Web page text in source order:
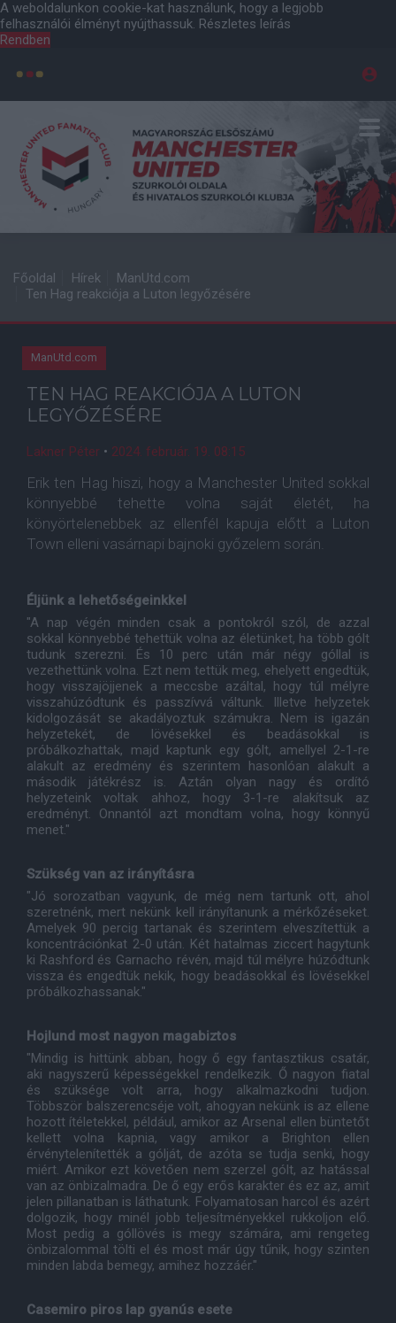
A weboldalunkon cookie-kat használunk, hogy a legjobb
felhasználói élményt nyújthassuk. Részletes leírás
Rendben
Főoldal Hírek
ManUtd.com
Ten Hag reakciója a Luton legyőzésére
ManUtd.com
TEN HAG REAKCIÓJA A LUTON
LEGYŐZÉSÉRE
Lakner Péter • 2024. február. 19. 08:15
Erik ten Hag hiszi, hogy a Manchester United sokkal
könnyebbé tehette volna saját életét, ha
könyörtelenebbek az ellenfél kapuja előtt a Luton
Town elleni vasárnapi bajnoki győzelem során.
Éljünk a lehetőségeinkkel
"A nap végén minden csak a pontokról szól, de azzal
sokkal könnyebbé tehettük volna az életünket, ha több gólt
tudunk szerezni. És 10 perc után már négy góllal is
vezethettünk volna. Ezt nem tettük meg, ehelyett engedtük,
hogy visszajöjjenek a meccsbe azáltal, hogy túl mélyre
visszahúzódtunk és passzívvá váltunk. Illetve helyzetek
kidolgozását se akadályoztuk számukra. Nem is igazán
helyzetekét, de lövésekkel és beadásokkal is
próbálkozhattak, majd kaptunk egy gólt, amellyel 2-1-re
alakult az eredmény és szerintem hasonlóan alakult a
második játékrész is. Aztán olyan nagy és ordító
helyzeteink voltak ahhoz, hogy 3-1-re alakítsuk az
eredményt. Onnantól azt mondtam volna, hogy könnyű
menet."
Szükség van az irányításra
"Jó sorozatban vagyunk, de még nem tartunk ott, ahol
szeretnénk, mert nekünk kell irányítanunk a mérkőzéseket.
Amelyek 90 percig tartanak és szerintem elveszítettük a
koncentrációnkat 2-0 után. Két hatalmas ziccert hagytunk
ki Rashford és Garnacho révén, majd túl mélyre húzódtunk
vissza és engedtük nekik, hogy beadásokkal és lövésekkel
próbálkozhassanak."
Hojlund most nagyon magabiztos
"Mindig is hittünk abban, hogy ő egy fantasztikus csatár,
aki nagyszerű képességekkel rendelkezik. Ő nagyon fiatal
és szüksége volt arra, hogy alkalmazkodni tudjon.
Többször balszerencséje volt, ahogyan nekünk is az ellene
hozott ítéletekkel, például, amikor az Arsenal ellen büntetőt
kellett volna kapnia, vagy amikor a Brighton ellen
érvénytelenítették a gólját, de azóta se tudja senki, hogy
miért. Amikor ezt követően nem szerzel gólt, az hatással
van az önbizalmadra. De ő egy erős karakter és ez az, amit
jelen pillanatban is láthatunk. Folyamatosan harcol és azért
dolgozik, hogy minél jobb teljesítményekkel rukkoljon elő.
Most pedig a góllövés is megy számára, ami rengeteg
önbizalommal tölti el és most már úgy tűnik, hogy szinten
minden labda bemegy, amihez hozzáér."
Casemiro piros lap gyanús esete